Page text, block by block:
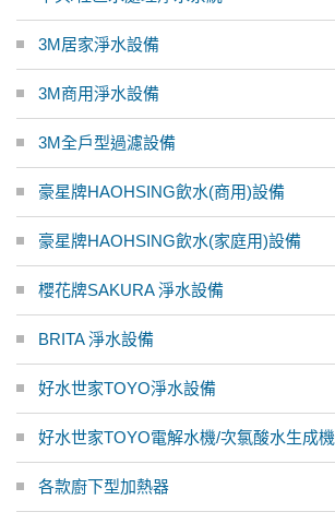
3M居家淨水設備
3M商用淨水設備
3M全戶型過濾設備
豪星牌HAOHSING飲水(商用)設備
豪星牌HAOHSING飲水(家庭用)設備
櫻花牌SAKURA 淨水設備
BRITA 淨水設備
好水世家TOYO淨水設備
好水世家TOYO電解水機/次氯酸水生成機
各款廚下型加熱器